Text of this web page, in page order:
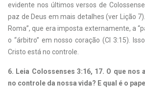
evidente nos últimos versos de
paz de Deus em mais detalhes (ver Lição
Roma”, que era imposta externamente, a
o “árbitro” em nosso coração (Cl 3:15).
Cristo está no controle.
6. Leia Colossenses 3:16, 17. O que nos
no controle da nossa vida? E qual é o